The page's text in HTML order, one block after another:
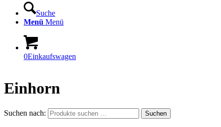
Suche
Menü Menü
0Einkaufswagen
Einhorn
Suchen nach: Suchen